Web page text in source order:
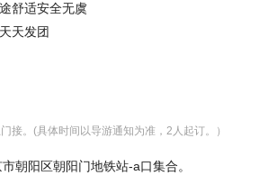
舒适安全无虞
天发团
接。(具体时间以导游通知为准，2人起订。）
朝阳区朝阳门地铁站-a口集合。